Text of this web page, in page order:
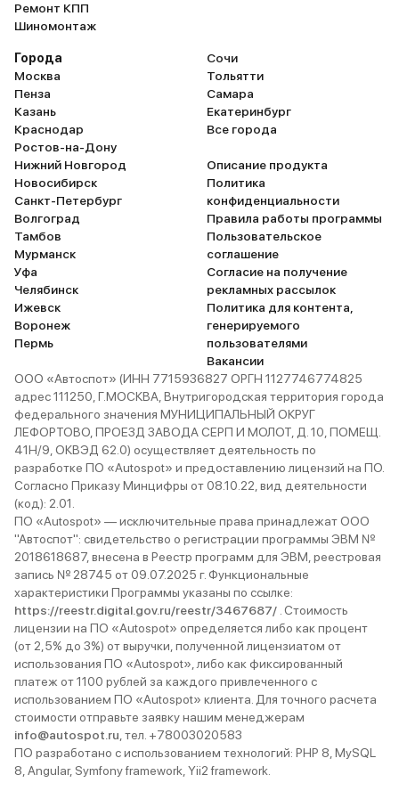
Ремонт КПП
Шиномонтаж
Города
Москва
Пенза
Казань
Краснодар
Ростов-на-Дону
Нижний Новгород
Новосибирск
Санкт-Петербург
Волгоград
Тамбов
Мурманск
Уфа
Челябинск
Ижевск
Воронеж
Пермь
Сочи
Тольятти
Самара
Екатеринбург
Все города
Описание продукта
Политика
конфиденциальности
Правила работы программы
Пользовательское
соглашение
Согласие на получение
рекламных рассылок
Политика для контента,
генерируемого
пользователями
Вакансии
ООО «Автоспот» (ИНН 7715936827 ОРГН 1127746774825
адрес 111250, Г.МОСКВА, Внутригородская территория города
федерального значения МУНИЦИПАЛЬНЫЙ ОКРУГ
ЛЕФОРТОВО, ПРОЕЗД ЗАВОДА СЕРП И МОЛОТ, Д. 10, ПОМЕЩ.
41Н/9, ОКВЭД 62.0) осуществляет деятельность по
разработке ПО «Autospot» и предоставлению лицензий на ПО.
Согласно Приказу Минцифры от 08.10.22, вид деятельности
(код): 2.01.
ПО «Autospot» — исключительные права принадлежат ООО
"Автоспот": свидетельство о регистрации программы ЭВМ №
2018618687, внесена в Реестр программ для ЭВМ, реестровая
запись № 28745 от 09.07.2025 г. Функциональные
характеристики Программы указаны по ссылке:
https://reestr.digital.gov.ru/reestr/3467687/ . Стоимость
лицензии на ПО «Autospot» определяется либо как процент
(от 2,5% до 3%) от выручки, полученной лицензиатом от
использования ПО «Autospot», либо как фиксированный
платеж от 1100 рублей за каждого привлеченного с
использованием ПО «Autospot» клиента. Для точного расчета
стоимости отправьте заявку нашим менеджерам
info@autospot.ru, тел. +78003020583
ПО разработано с использованием технологий: PHP 8, MySQL
8, Angular, Symfony framework, Yii2 framework.